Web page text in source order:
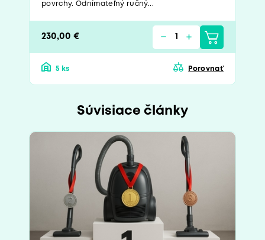
povrchy. Odnímateľný ručný...
230,00 €
5 ks Porovnať
Súvisiace články